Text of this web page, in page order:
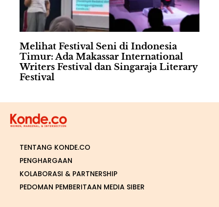
Melihat Festival Seni di Indonesia
Timur: Ada Makassar International
Writers Festival dan Singaraja Literary
Festival
TENTANG KONDE.CO
PENGHARGAAN
KOLABORASI & PARTNERSHIP
PEDOMAN PEMBERITAAN MEDIA SIBER